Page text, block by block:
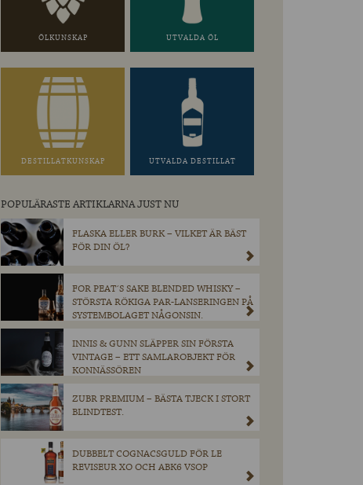
ÖLKUNSKAP UTVALDA ÖL
DESTILLATKUNSKAP UTVALDA DESTILLAT
POPULÄRASTE ARTIKLARNA JUST NU
FLASKA ELLER BURK – VILKET ÄR BÄST
FÖR DIN ÖL?
FOR PEAT´S SAKE BLENDED WHISKY –
STÖRSTA RÖKIGA PAR-LANSERINGEN PÅ
SYSTEMBOLAGET NÅGONSIN.
INNIS & GUNN SLÄPPER SIN FÖRSTA
VINTAGE – ETT SAMLAROBJEKT FÖR
KONNÄSSÖREN
ZUBR PREMIUM – BÄSTA TJECK I STORT
BLINDTEST.
DUBBELT COGNACSGULD FÖR LE
REVISEUR XO OCH ABK6 VSOP